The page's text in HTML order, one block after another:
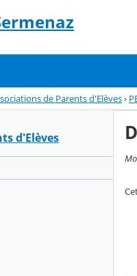
de Parents d'Elèves›
d'Elèves